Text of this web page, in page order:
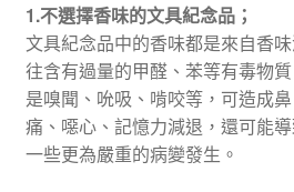
1.不選擇香味的文具紀念品；
文具紀念品中的香味都是來自香
往含有過量的甲醛、苯等有毒物
是嗅聞、吮吸、啃咬等，可造成
痛、噁心、記憶力減退，還可能
一些更為嚴重的病變發生。